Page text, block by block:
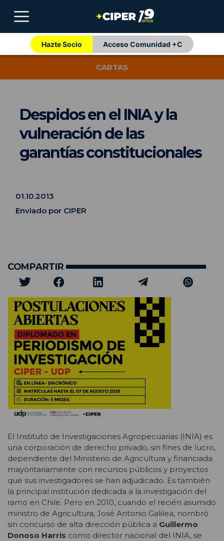
Hazte Socio Acceso Comunidad +C
CARTAS
Despidos en el INIA y la
vulneración de las
garantías constitucionales
01.10.2013
Enviado por CIPER
COMPARTIR
El Instituto de Investigaciones Agropecuarias (INIA) es
una corporación de derecho privado, sin fines de lucro,
dependiente del Ministerio de Agricultura y financiada
mayoritariamente con recursos públicos y proyectos
que sus investigadores se han adjudicado. Es también
la principal institución dedicada a la investigación del
ramo en Chile. Pero en 2010, cuando el recién asumido
ministro de Agricultura, José Antonio Galilea, nombró
sin concurso de alta dirección pública a Guillermo
Donoso Harris como director nacional del INIA, se